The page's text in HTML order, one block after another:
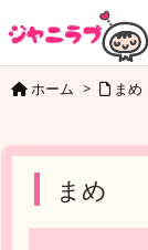
ホーム > まめ
まめ